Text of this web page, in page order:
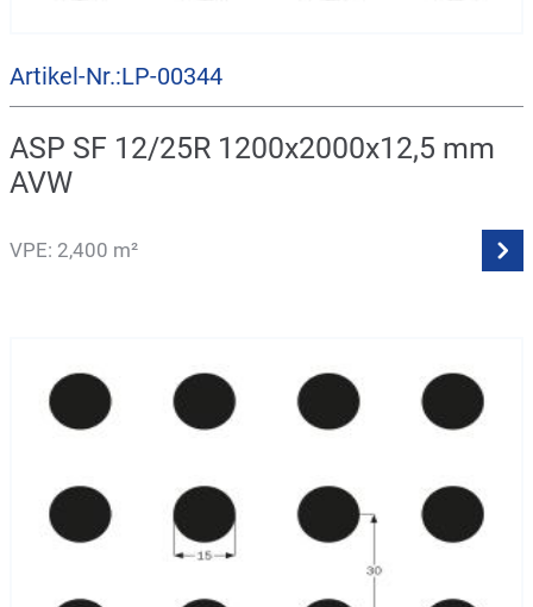
Artikel-Nr.:LP-00344
ASP SF 12/25R 1200x2000x12,5 mm
AVW
VPE: 2,400 m²